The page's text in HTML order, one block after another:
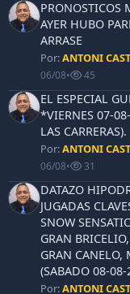
PRONOSTICOS
AYER HUBO
ARRASE
Por:ANTONI
06/08• 45
EL ESPECIAL
*VIERNES 07-
LAS
Por:ANTONI
06/08• 31
DATAZO
JUGADAS
SNOW
GRAN
GRAN CANELO,
(SABADO 08-
Por:ANTONI